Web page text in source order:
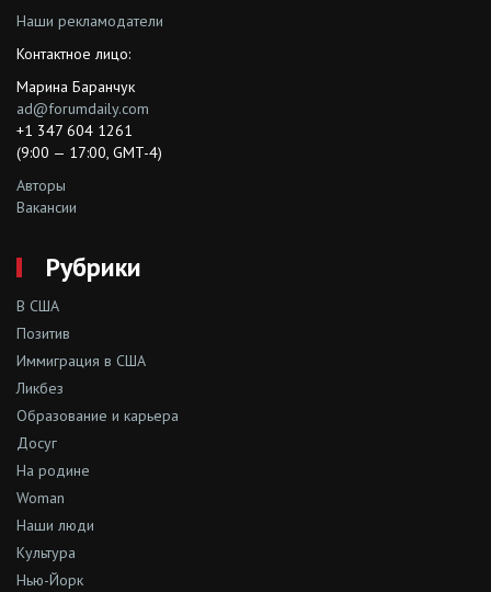
Наши рекламодатели
Контактное лицо:
Марина Баранчук
ad@forumdaily.com
+1 347 604 1261
(9:00 — 17:00, GMT-4)
Авторы
Вакансии
Рубрики
В США
Позитив
Иммиграция в США
Ликбез
Образование и карьера
Досуг
На родине
Woman
Наши люди
Культура
Нью-Йорк